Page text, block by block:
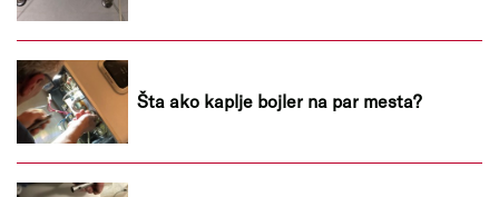
Šta ako kaplje bojler na par mesta?